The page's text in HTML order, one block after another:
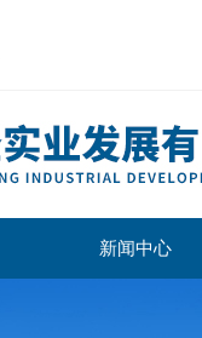
新闻中心